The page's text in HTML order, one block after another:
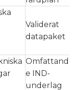
Validerat
datapaket
Omfattand
e IND-
underlag